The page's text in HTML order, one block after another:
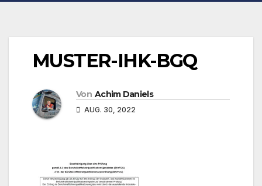
MUSTER-IHK-BGQ
Von Achim Daniels
AUG. 30, 2022